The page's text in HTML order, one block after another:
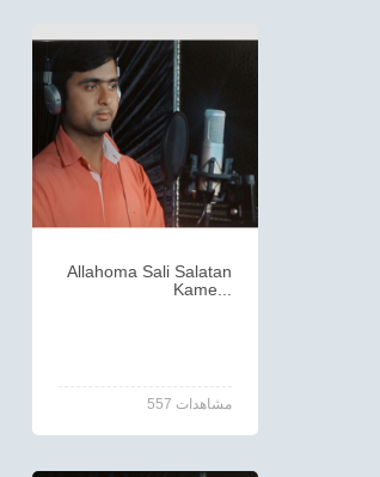
Allahoma Sali Salatan
Kame...
557 مشاهدات